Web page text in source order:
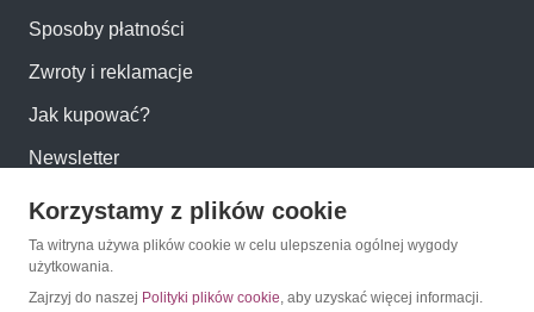
Sposoby płatności
Zwroty i reklamacje
Jak kupować?
Newsletter
Konto
Moje konto
Korzystamy z plików cookie
Ta witryna używa plików cookie w celu ulepszenia ogólnej wygody
użytkowania.
Zajrzyj do naszej Polityki plików cookie, aby uzyskać więcej informacji.